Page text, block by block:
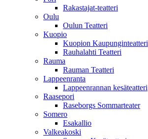
Rakastajat-teatteri
Oulu
Oulun Teatteri
Kuopio
Kuopion Kaupunginteatteri
Rauhalahti Teatteri
Rauma
Rauman Teatteri
Lappeenranta
Lappeenrannan kesäteatteri
Raasepori
Raseborgs Sommarteater
Somero
Esakallio
Valkeakoski